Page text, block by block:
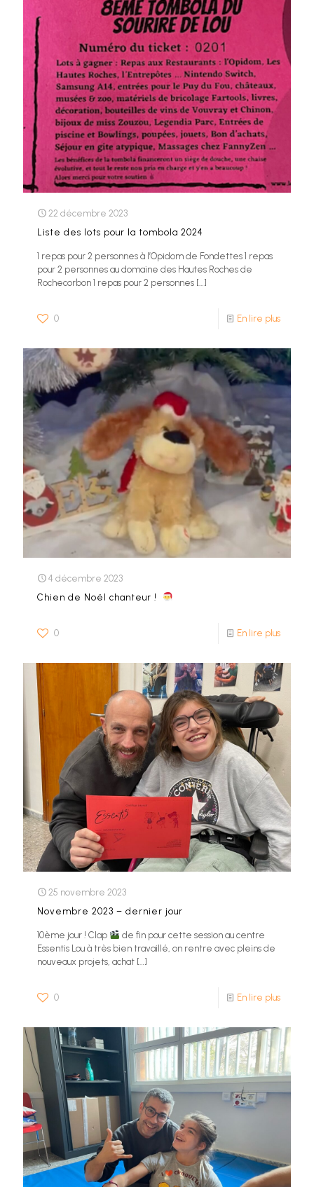
22 décembre 2023
Liste des lots pour la tombola 2024
1 repas pour 2 personnes à l’Opidom de Fondettes 1 repas
pour 2 personnes au domaine des Hautes Roches de
Rochecorbon 1 repas pour 2 personnes […]
0 En lire plus
4 décembre 2023
Chien de Noël chanteur !
0 En lire plus
25 novembre 2023
Novembre 2023 – dernier jour
10ème jour ! Clap
de fin pour cette session au centre
Essentis Lou à très bien travaillé, on rentre avec pleins de
nouveaux projets, achat […]
0 En lire plus